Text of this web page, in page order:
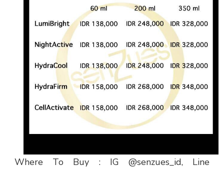
Where To Buy : IG @senzues_id, Line